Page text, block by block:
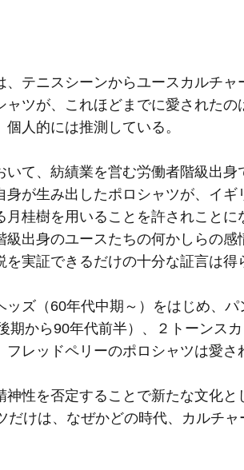
テニスシーンからユースカルチャ
ツが、これほどまでに愛されたの
人的には推測している。
て、紡績業を営む労働者階級出身
が生み出したポロシャツが、イギ
桂樹を用いることを許されこと
出身のユースたちの何かしらの
実証できるだけの十分な証言は得
ズ（60年代中期～）をはじめ、
期から90年代前半）、２トーンス
レッドペリーのポロシャツは愛さ
性を否定することで新たな文化と
けは、なぜかどの時代、カルチ